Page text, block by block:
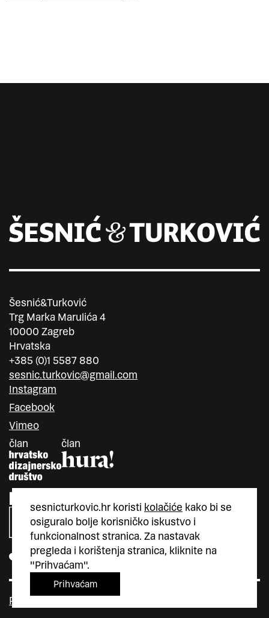
sesnicturkovic.hr koristi kolačiće kako bi se
osiguralo bolje korisničko iskustvo i
funkcionalnost stranica. Za nastavak
pregleda i korištenja stranica, kliknite na
"Prihvaćam".
Prihvaćam
Šesnić&Turković
Trg Marka Marulića 4
10000 Zagreb
Hrvatska
+385 (0)1 5587 880
sesnic.turkovic@gmail.com
Instagram
Facebook
Vimeo
član
član
Politika privatnostiKolačići